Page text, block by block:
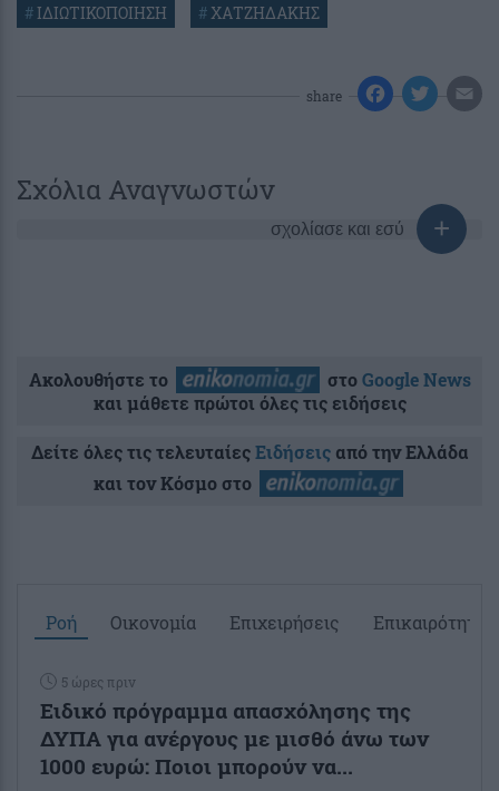
#ΙΔΙΩΤΙΚΟΠΟΙΗΣΗ #ΧΑΤΖΗΔΑΚΗΣ
share
Σχόλια Αναγνωστών
σχολίασε και εσύ
Ακολουθήστε το στοGoogle News
και μάθετε πρώτοι όλες τις ειδήσεις
Δείτε όλες τις τελευταίεςΕιδήσειςαπό την Ελλάδα
και τον Κόσμο στο
Ροή Οικονομία Επιχειρήσεις Επικαιρότητα
5 ώρες πριν
Ειδικό πρόγραμμα απασχόλησης της
ΔΥΠΑ για ανέργους με μισθό άνω των
1000 ευρώ: Ποιοι μπορούν να...